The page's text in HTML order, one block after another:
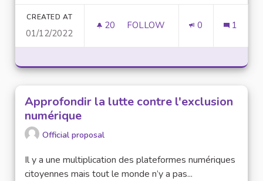
CREATED AT
01/12/2022
20 20 FOLLOWERS
FOLLOW 0 1
Approfondir la lutte contre l'exclusion
numérique
Official proposal
Il y a une multiplication des plateformes numériques
citoyennes mais tout le monde n’y a pas...